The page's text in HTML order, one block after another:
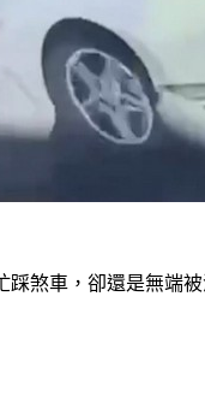
煞車，卻還是無端被